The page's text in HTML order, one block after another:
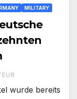
MILITARY
wurde bereits